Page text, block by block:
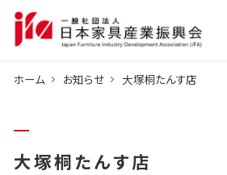
ホーム お知らせ 大塚桐たんす店
大塚桐たんす店